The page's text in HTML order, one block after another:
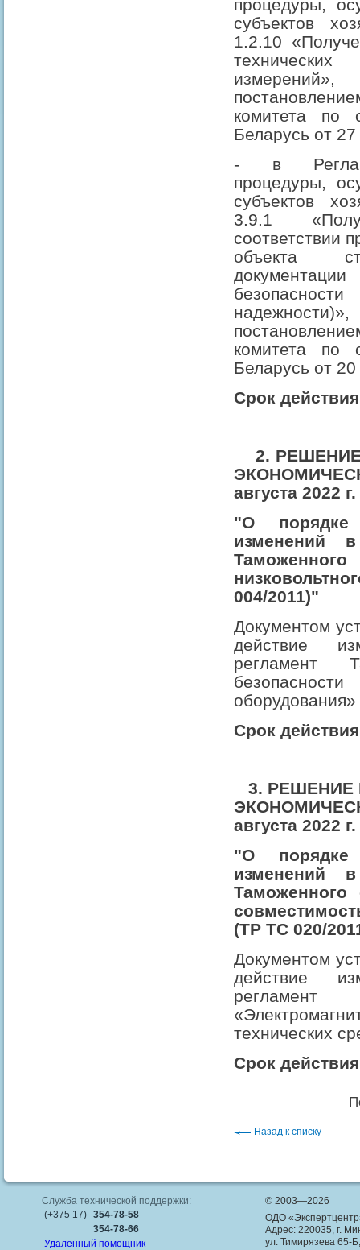
процедуры,
субъектов
1.2.10
комитета по
Беларусь от
- в
процедуры,
субъектов
3.9.1
соответствии
объекта
комитета по
Беларусь от
Срок
2. РЕШЕНИЕ
августа 2022
"О порядке
изменений в
004/2011)"
Документом
действие
регламент
Срок
3. РЕШЕНИЕ
августа 2022
"О порядке
изменений в
Таможенного
(ТР ТС 020/
Документом
действие
технических
Срок
Назад к списку
Служба технической поддержки:
(+375 17) 354-78-58
354-78-66
Удаленный помощник
© 2003—2026
ОДО
Адрес: 220035, г.
ул. Тимирязева 65-